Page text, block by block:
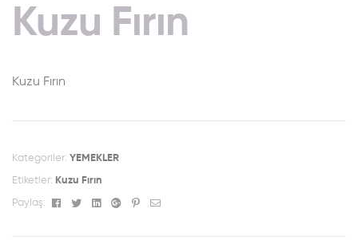
Kuzu Fırın
Kuzu Fırın
Kategoriler: YEMEKLER
Etiketler: Kuzu Fırın
Paylaş: Facebook
TwitterLinkedinGoogle+Pinterest
Email